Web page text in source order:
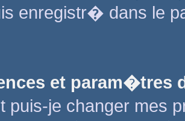
enregistr� dans le
et param�tres
puis-je changer mes